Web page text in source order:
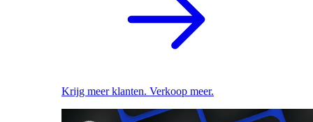
Krijg meer klanten. Verkoop meer.